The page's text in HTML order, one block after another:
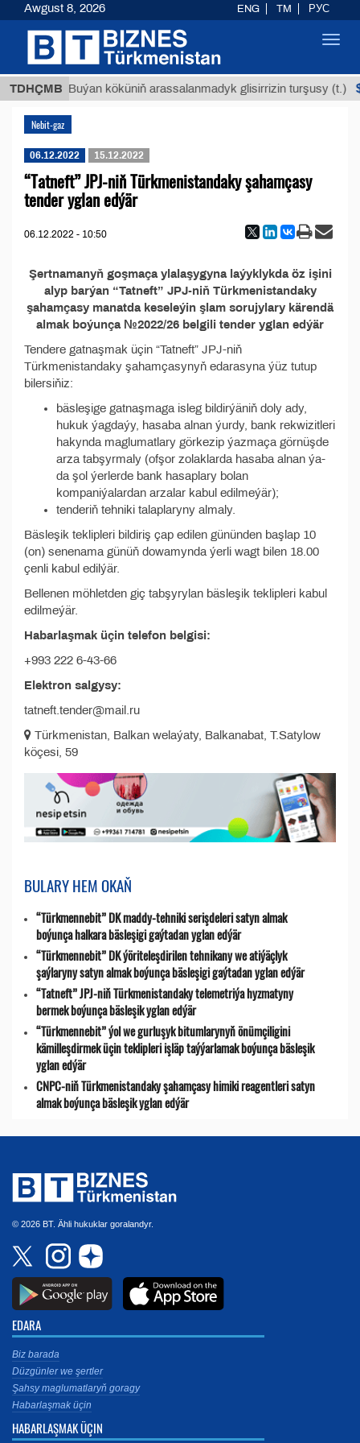
TDHÇMBBuýan köküniň arassalanmadyk glisirrizin turşusy (t.)
Nebit-gaz
06.12.2022 15.12.2022
“Tatneft” JPJ-niň Türkmenistandaky şahamçasy
tender yglan edýär
06.12.2022 - 10:50
Şertnamanyň goşmaça ylalaşygyna laýyklykda öz işini
alyp barýan “Tatneft” JPJ-niň Türkmenistandaky
şahamçasy manatda keseleýin şlam sorujylary kärendä
almak boýunça №2022/26 belgili tender yglan edýär
Tendere gatnaşmak üçin “Tatneft” JPJ-niň
Türkmenistandaky şahamçasynyň edarasyna ýüz tutup
bilersiňiz:
bäsleşige gatnaşmaga isleg bildirýäniň doly ady,
hukuk ýagdaýy, hasaba alnan ýurdy, bank rekwizitleri
hakynda maglumatlary görkezip ýazmaça görnüşde
arza tabşyrmaly (ofşor zolaklarda hasaba alnan ýa-
da şol ýerlerde bank hasaplary bolan
kompaniýalardan arzalar kabul edilmeýär);
tenderiň tehniki talaplaryny almaly.
Bäsleşik teklipleri bildiriş çap edilen gününden başlap 10
(on) senenama günüň dowamynda ýerli wagt bilen 18.00
çenli kabul edilýär.
Bellenen möhletden giç tabşyrylan bäsleşik teklipleri kabul
edilmeýär.
Habarlaşmak üçin telefon belgisi:
+993 222 6-43-66
Elektron salgysy:
tatneft.tender@mail.ru
Türkmenistan, Balkan welaýaty, Balkanabat, T.Satylow
köçesi, 59
BULARY HEM OKAŇ
“Türkmennebit” DK maddy-tehniki serişdeleri satyn almak
boýunça halkara bäsleşigi gaýtadan yglan edýär
“Türkmennebit” DK ýöriteleşdirilen tehnikany we atiýäçlyk
şaýlaryny satyn almak boýunça bäsleşigi gaýtadan yglan edýär
“Tatneft” JPJ-niň Türkmenistandaky telemetriýa hyzmatyny
bermek boýunça bäsleşik yglan edýär
“Türkmennebit” ýol we gurluşyk bitumlarynyň önümçiligini
kämilleşdirmek üçin teklipleri işläp taýýarlamak boýunça bäsleşik
yglan edýär
CNPC-niň Türkmenistandaky şahamçasy himiki reagentleri satyn
almak boýunça bäsleşik yglan edýär
© 2026 BT. Ähli hukuklar goralandyr.
EDARA
Biz barada
Düzgünler we şertler
Şahsy maglumatlaryň goragy
Habarlaşmak üçin
HABARLAŞMAK ÜÇIN
Awgust 8, 2026 ENG TM РУС